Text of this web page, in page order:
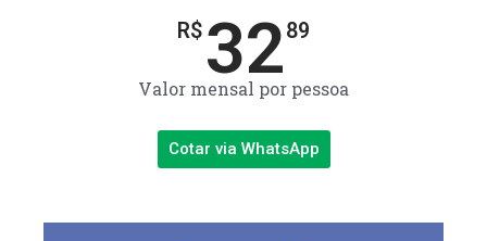
R$ 3289
Valor mensal por pessoa
Cotar via WhatsApp